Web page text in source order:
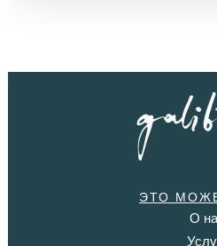
ЭТО
О